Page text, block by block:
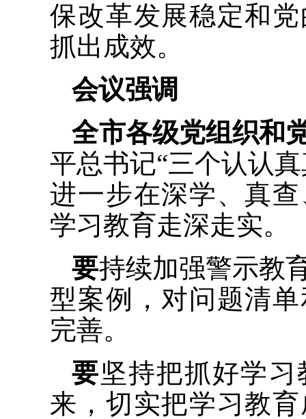
保改革发展稳定和
抓出成效。
会议强调
全市各级党组织和
平总书记“三个认认
进一步在深学、真
学习教育走深走实。
要持续加强警示教
型案例，对问题清
完善。
要坚持把抓好学
来，切实把学习教